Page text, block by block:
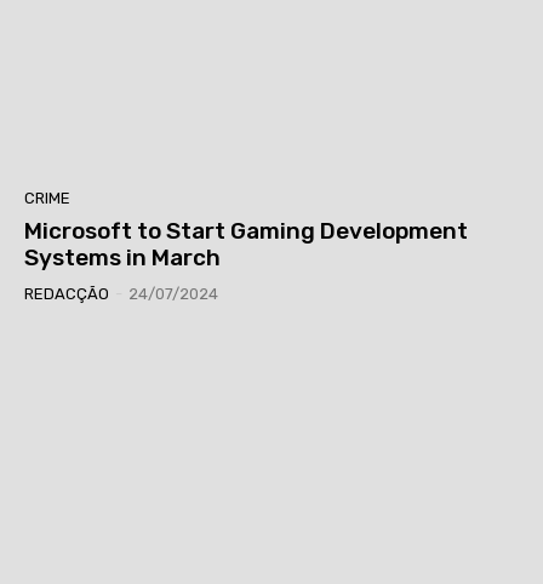
CRIME
Microsoft to Start Gaming Development
Systems in March
REDACÇÃO 24/07/2024